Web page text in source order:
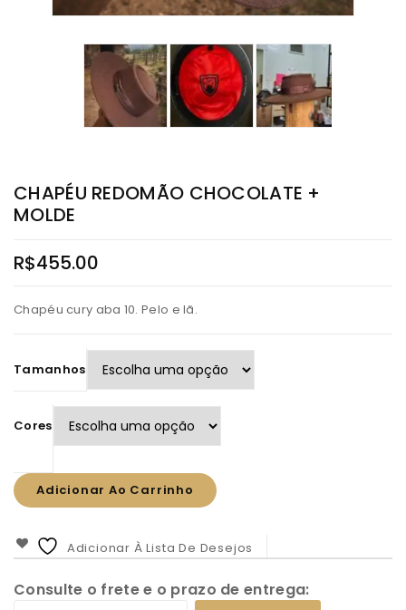
CHAPÉU REDOMÃO CHOCOLATE +
MOLDE
R$455.00
Chapéu cury aba 10. Pelo e lã.
Tamanhos
Cores
Adicionar Ao Carrinho
Adicionar À Lista De Desejos
Consulte o frete e o prazo de entrega: